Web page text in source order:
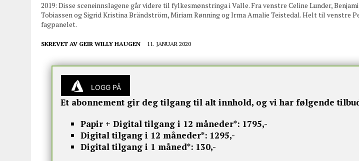
2019: Disse sceneinnslagene går videre til fylkesmønstringa i Valle. Fra venstre Celine Lunder,
Tobiassen og Sigrid Kristina Brändström, Miriam Rønning og Irma Amalie Teistedal. Helt til venstre
fagpanelet.
SKREVET AV GEIR WILLY HAUGEN 11. JANUAR 2020
LOGG PÅ
Et abonnement gir deg tilgang til alt innhold, og vi har følgende
Papir + Digital tilgang i 12 måneder*: 1795,-
Digital tilgang i 12 måneder*: 1295,-
Digital tilgang i 1 måned*: 130,-